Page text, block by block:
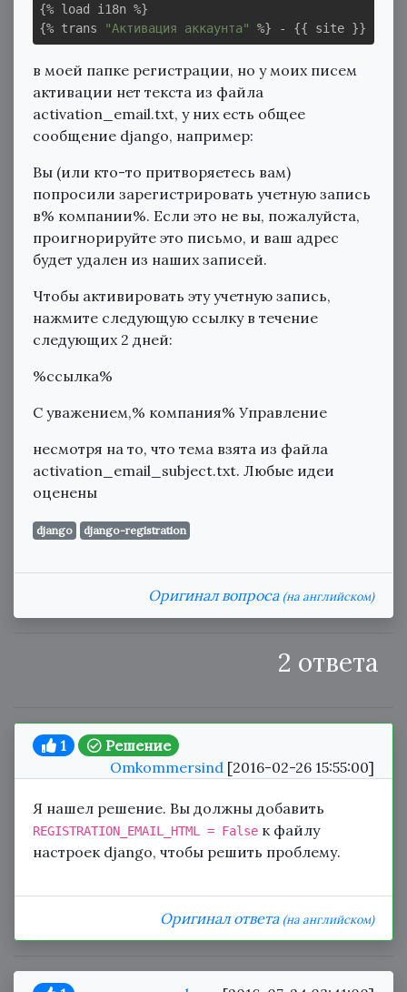
{% load i18n %}
{% trans
"Активация аккаунта"
в моей папке регистрации, но у моих писем
активации нет текста из файла
activation_email.txt, у них есть общее
сообщение django, например:
Вы (или кто-то притворяетесь вам)
попросили зарегистрировать учетную запись
в% компании%. Если это не вы, пожалуйста,
проигнорируйте это письмо, и ваш адрес
будет удален из наших записей.
Чтобы активировать эту учетную запись,
нажмите следующую ссылку в течение
следующих 2 дней:
%ссылка%
С уважением,% компания% Управление
несмотря на то, что тема взята из файла
activation_email_subject.txt. Любые идеи
оценены
django django-registration
Оригинал вопроса (на английском)
2 ответа
1
Решение
Omkommersind [2016-02-26 15:55:00]
Я нашел решение. Вы должны добавить
REGISTRATION_EMAIL_HTML = False к файлу
настроек django, чтобы решить проблему.
Оригинал ответа (на английском)